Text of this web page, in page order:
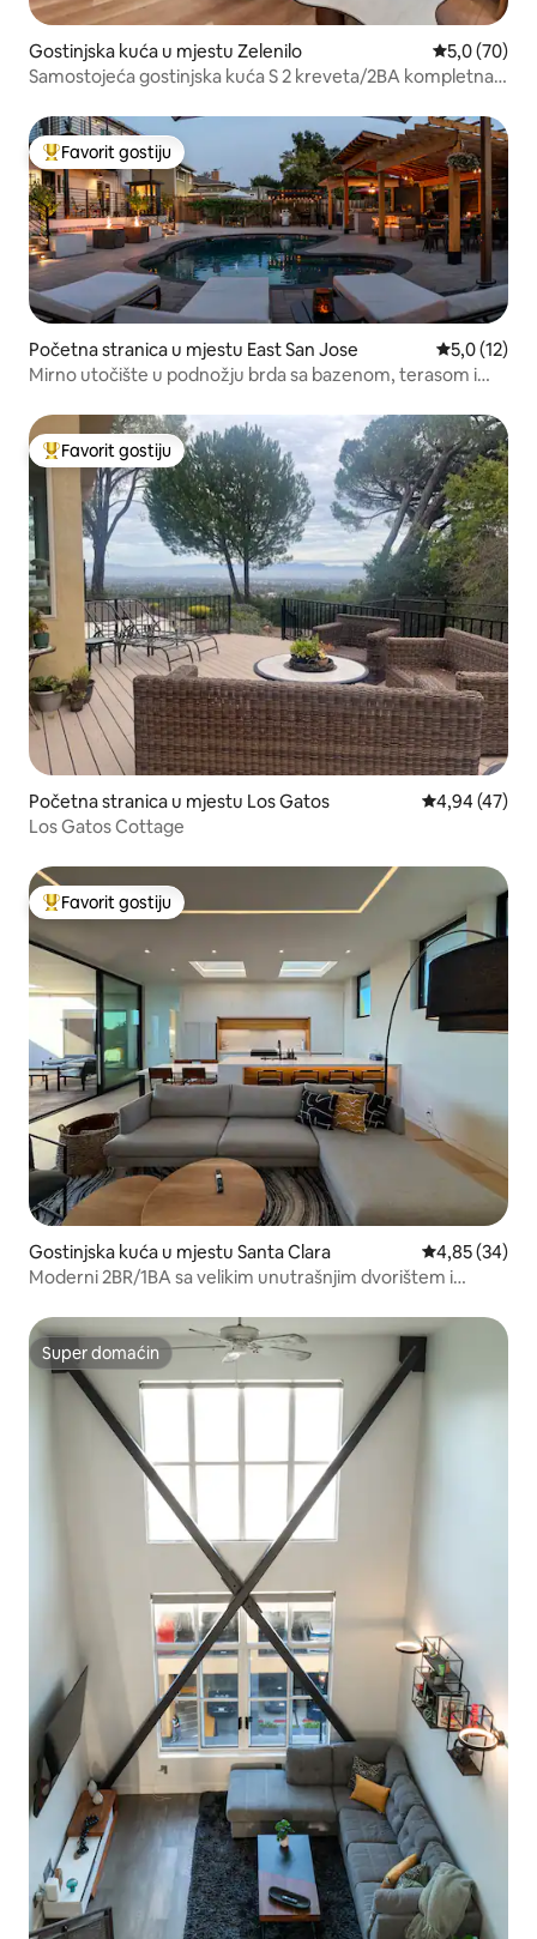
Gostinjska kuća u mjestu Zelenilo prosječna
5,0 (70)
Samostojeća gostinjska kuća S 2 kreveta/2BA kompletna
Glavni favorit gostiju
Favorit gostiju
Početna stranica u mjestu East San Jose prosječna
5,0 (12)
Mirno utočište u podnožju brda sa bazenom, terasom i
Glavni favorit gostiju
Favorit gostiju
Početna stranica u mjestu Los Gatos prosječna
4,94 (47)
Los Gatos Cottage
Glavni favorit gostiju
Favorit gostiju
Gostinjska kuća u mjestu Santa Clara prosječna
4,85 (34)
Moderni 2BR/1BA sa velikim unutrašnjim dvorištem i
Super domaćin
Super domaćin